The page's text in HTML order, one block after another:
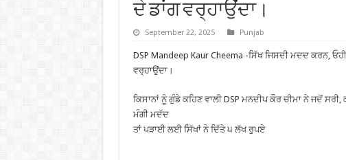
ਦੇ ਡਾਂਗ ਵਰ੍ਹਾਉਂਦਾ।
September 22, 2025 Punjab
DSP Mandeep Kaur Cheema -ਸਿੱਖ ਜਿਸਦੀ ਮਦਦ ਕਰਨ,
ਵਰ੍ਹਾਉਂਦਾ।
ਕਿਸਾਨਾਂ ਨੂੰ ਗੁੰਡੇ ਕਹਿਣ ਵਾਲੀ DSP ਮਨਦੀਪ ਕੌਰ ਚੀਮਾ ਨੇ ਜਦੋਂ ਸਰੀ,
ਮੰਗੀ ਮਦੱਦ
ਤਾਂ ਪੜਾਈ ਲਈ ਸਿੱਖਾਂ ਨੇ ਦਿੱਤੇ ੫ ਲੱਖ ਰੁਪਏ